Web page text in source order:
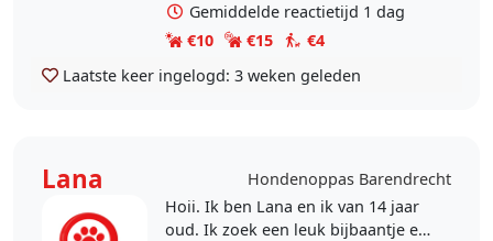
Gemiddelde reactietijd 1 dag
€10
€15
€4
Laatste keer ingelogd: 3 weken geleden
Lana
Hondenoppas Barendrecht
Hoii. Ik ben Lana en ik van 14 jaar
oud. Ik zoek een leuk bijbaantje en